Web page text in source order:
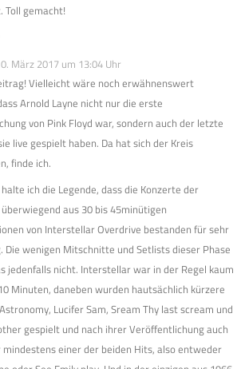
Toll gemacht!
März 2017 um 13:04 Uhr
Vielleicht wäre noch erwähnenswert
Arnold Layne nicht nur die erste
von Pink Floyd war, sondern auch der letzte
live gespielt haben. Da hat sich der Kreis
finde ich.
ich die Legende, dass die Konzerte der
aus 30 bis 45minütigen
von Interstellar Overdrive bestanden für sehr
Die wenigen Mitschnitte und Setlists dieser Phase
jedenfalls nicht. Interstellar war in der Regel kaum
Minuten, daneben wurden hautsächlich kürzere
Lucifer Sam, Sream Thy last scream und
gespielt und nach ihrer Veröffentlichung auch
einer der beiden Hits, also entweder